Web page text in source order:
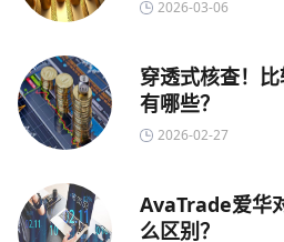
2026-03-06
穿透式核查！
有哪些？
2026-02-27
AvaTrade爱华
么区别？